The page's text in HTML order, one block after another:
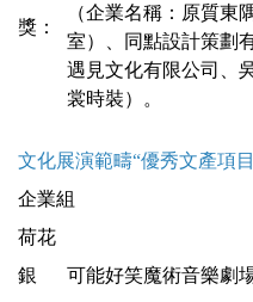
獎：
（企業名稱：原質東
室）、同點設計策劃
遇見文化有限公司、
裳時裝）。
文化展演範疇“優秀文產項
企業組
荷花
銀
可能好笑魔術音樂劇